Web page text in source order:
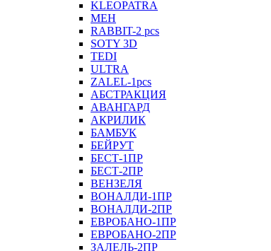
KLEOPATRA
MEH
RABBIT-2 pcs
SOTY 3D
TEDI
ULTRA
ZALEL-1pcs
АБСТРАКЦИЯ
АВАНГАРД
АКРИЛИК
БАМБУК
БЕЙРУТ
БЕСТ-1ПР
БЕСТ-2ПР
ВЕНЗЕЛЯ
ВОНАЛДИ-1ПР
ВОНАЛДИ-2ПР
ЕВРОБАНО-1ПР
ЕВРОБАНО-2ПР
ЗАЛЕЛЬ-2ПР